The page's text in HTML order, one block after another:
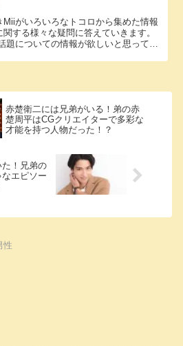
Miiがいろいろなトコロから集めた情報
する様々な疑問に答えていきます。
題についての情報が欲しいと思ってい
赤楚衛二には兄弟がいる！弟の赤
楚周平はCGクリエイターで多彩な
才能を持つ人物だった！？
！兄弟の
エピソー
性